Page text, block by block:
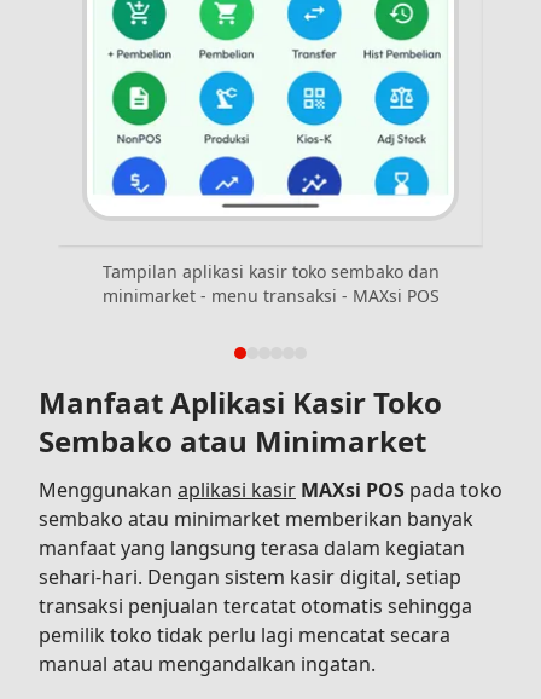
Tampilan aplikasi kasir toko sembako dan
minimarket - menu transaksi - MAXsi POS
Manfaat Aplikasi Kasir Toko
Sembako atau Minimarket
Menggunakan aplikasi kasir MAXsi POS pada toko
sembako atau minimarket memberikan banyak
manfaat yang langsung terasa dalam kegiatan
sehari-hari. Dengan sistem kasir digital, setiap
transaksi penjualan tercatat otomatis sehingga
pemilik toko tidak perlu lagi mencatat secara
manual atau mengandalkan ingatan.